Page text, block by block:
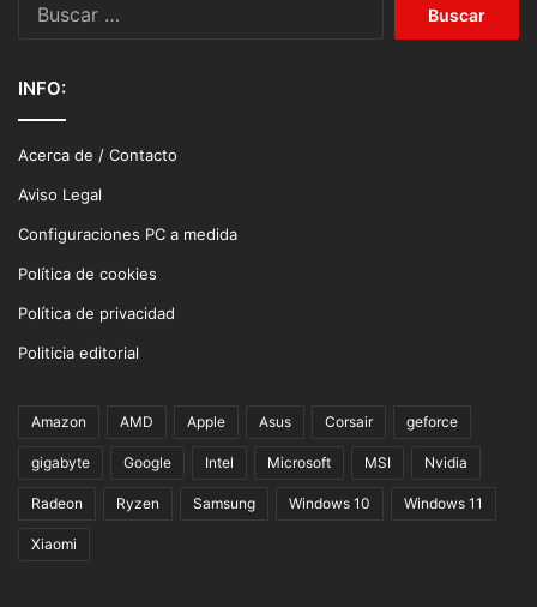
INFO:
Acerca de / Contacto
Aviso Legal
Configuraciones PC a medida
Política de cookies
Política de privacidad
Politicia editorial
Amazon AMD Apple Asus Corsair geforce
gigabyte Google Intel Microsoft MSI Nvidia
Radeon Ryzen Samsung Windows 10 Windows 11
Xiaomi